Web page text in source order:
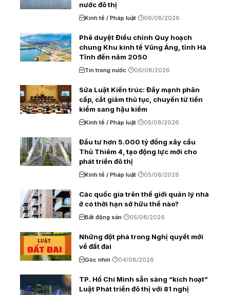
nước đô thị
Kinh tế / Pháp luật 06/08/2026
Phê duyệt Điều chỉnh Quy hoạch
chung Khu kinh tế Vũng Áng, tỉnh Hà
Tĩnh đến năm 2050
Tin trong nước 06/08/2026
Sửa Luật Kiến trúc: Đẩy mạnh phân
cấp, cắt giảm thủ tục, chuyển từ tiền
kiểm sang hậu kiểm
Kinh tế / Pháp luật 05/08/2026
Đầu tư hơn 5.000 tỷ đồng xây cầu
Thủ Thiêm 4, tạo động lực mới cho
phát triển đô thị
Kinh tế / Pháp luật 05/08/2026
Các quốc gia trên thế giới quản lý nhà
ở có thời hạn sở hữu thế nào?
Bất động sản 05/08/2026
Những đột phá trong Nghị quyết mới
về đất đai
Góc nhìn 04/08/2026
TP. Hồ Chí Minh sẵn sàng “kích hoạt”
Luật Phát triển đô thị với 81 nghị